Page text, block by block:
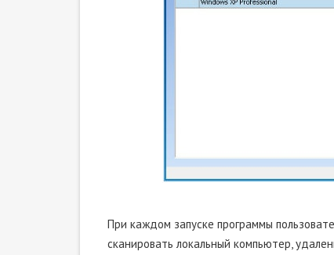
При каждом запуске программы
сканировать локальный компьютер,